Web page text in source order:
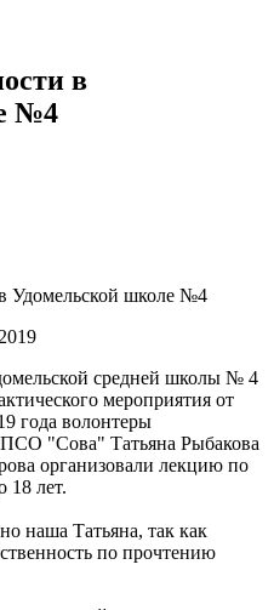
в
№4
Удомельской школе №4
средней школы № 4
мероприятия от
года волонтеры
"Сова" Татьяна Рыбакова
организовали лекцию по
18 лет.
наша Татьяна, так как
по прочтению